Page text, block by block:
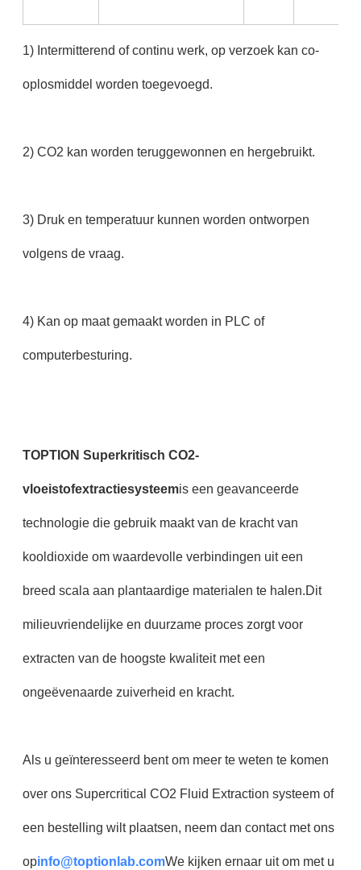
1) Intermitterend of continu werk, op verzoek kan co-
oplosmiddel worden toegevoegd.
2) CO2 kan worden teruggewonnen en hergebruikt.
3) Druk en temperatuur kunnen worden ontworpen
volgens de vraag.
4) Kan op maat gemaakt worden in PLC of
computerbesturing.
TOPTION Superkritisch CO2-
vloeistofextractiesysteemis een geavanceerde
technologie die gebruik maakt van de kracht van
kooldioxide om waardevolle verbindingen uit een
breed scala aan plantaardige materialen te halen.Dit
milieuvriendelijke en duurzame proces zorgt voor
extracten van de hoogste kwaliteit met een
ongeëvenaarde zuiverheid en kracht.
Als u geïnteresseerd bent om meer te weten te komen
over ons Supercritical CO2 Fluid Extraction systeem of
een bestelling wilt plaatsen, neem dan contact met ons
opinfo@toptionlab.comWe kijken ernaar uit om met u